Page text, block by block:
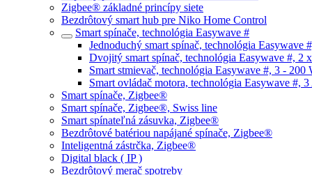
Zigbee® základné princípy siete
Bezdrôtový smart hub pre Niko Home Control
Smart spínače, technológia Easywave #
Jednoduchý smart spínač, technológia Easywave
Dvojitý smart spínač, technológia Easywave #, 2
Smart stmievač, technológia Easywave #, 3 - 200
Smart ovládač motora, technológia Easywave #, 3
Smart spínače, Zigbee®
Smart spínače, Zigbee®, Swiss line
Smart spínateľná zásuvka, Zigbee®
Bezdrôtové batériou napájané spínače, Zigbee®
Inteligentná zástrčka, Zigbee®
Digital black ( IP )
Bezdrôtový merač spotreby